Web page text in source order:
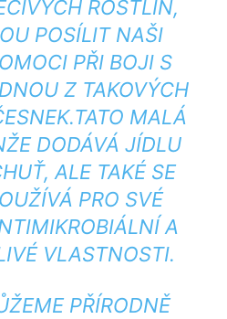
ROSTLIN,
POSÍLIT NAŠI
PŘI BOJI‌ S
Z TAKOVÝCH
MALÁ
DODÁVÁ JÍDLU
ALE TAKÉ SE
PRO SVÉ⁤
A
VLASTNOSTI.
PŘÍRODNĚ